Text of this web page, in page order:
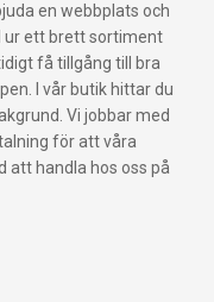
en webbplats och
ur ett brett sortiment
få tillgång till bra
I vår butik hittar du
Vi jobbar med
för att våra
att handla hos oss på